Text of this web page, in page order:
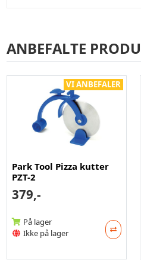
ANBEFALTE
VI ANBEFALER
Park Tool Pizza kutter
PZT-2
379,-
På lager
Ikke på lager